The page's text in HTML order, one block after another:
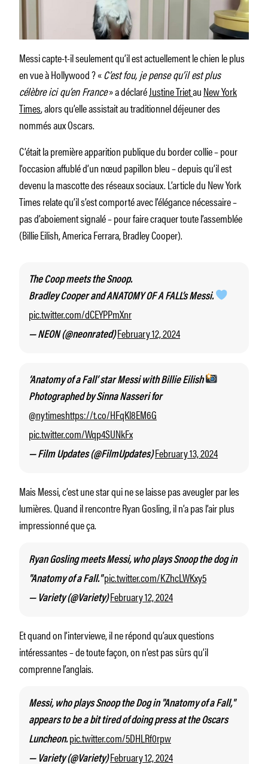
Messi capte-t-il seulement qu’il est actuellement le chien le plus
en vue à Hollywood ? «C’est fou, je pense qu’il est plus
célèbre ici qu’en France» a déclaréJustine TrietauNew York
Times, alors qu’elle assistait au traditionnel déjeuner des
nommés aux Oscars.
C’était la première apparition publique du border collie – pour
l’occasion affublé d’un nœud papillon bleu – depuis qu’il est
devenu la mascotte des réseaux sociaux. L’article du New York
Times relate qu’il s’est comporté avec l’élégance nécessaire –
pas d’aboiement signalé – pour faire craquer toute l’assemblée
(Billie Eilish, America Ferrara, Bradley Cooper).
The Coop meets the Snoop.
Bradley Cooper and ANATOMY OF A FALL’s Messi.
pic.twitter.com/dCEYPPmXnr
— NEON (@neonrated)February 12, 2024
‘Anatomy of a Fall’ star Messi with Billie Eilish
Photographed by Sinna Nasseri for
@nytimeshttps://t.co/HFqKl8EM6G
pic.twitter.com/Wqp4SUNkFx
— Film Updates (@FilmUpdates)February 13, 2024
Mais Messi, c’est une star qui ne se laisse pas aveugler par les
lumières. Quand il rencontre Ryan Gosling, il n’a pas l’air plus
impressionné que ça.
Ryan Gosling meets Messi, who plays Snoop the dog in
"Anatomy of a Fall."pic.twitter.com/KZhcLWKxy5
— Variety (@Variety)February 12, 2024
Et quand on l’interviewe, il ne répond qu’aux questions
intéressantes – de toute façon, on n’est pas sûrs qu’il
comprenne l’anglais.
Messi, who plays Snoop the Dog in "Anatomy of a Fall,"
appears to be a bit tired of doing press at the Oscars
Luncheon.pic.twitter.com/5DHLRf0rpw
— Variety (@Variety)February 12, 2024